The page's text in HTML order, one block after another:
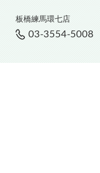
板橋練馬環七店
03-3554-5008